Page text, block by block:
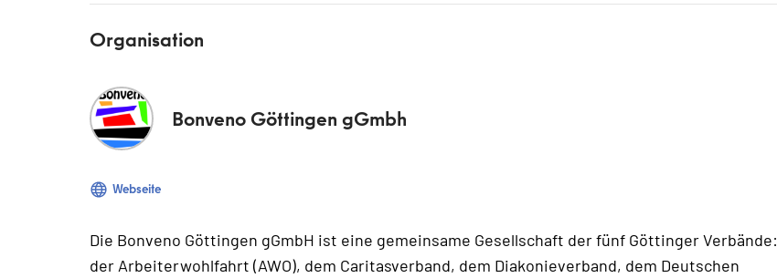
Organisation
Bonveno Göttingen gGmbh
Webseite
Die Bonveno Göttingen gGmbH ist eine gemeinsame Gesellschaft der fünf Göttinger Verbände:
der Arbeiterwohlfahrt (AWO), dem Caritasverband, dem Diakonieverband, dem Deutschen